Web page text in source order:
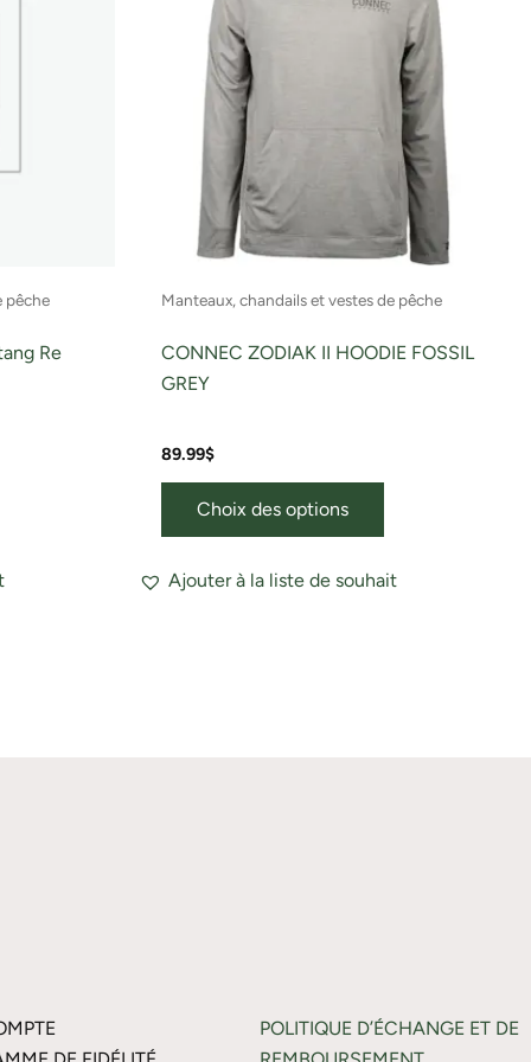
pêche
Re
Manteaux, chandails et vestes de pêche
CONNEC ZODIAK II HOODIE FOSSIL
GREY
89.99$
Choix des options
variations.
Les
options
peuvent
être
choisies
sur
la
du
Ajouter à la liste de souhait
POLITIQUE D’ÉCHANGE ET DE